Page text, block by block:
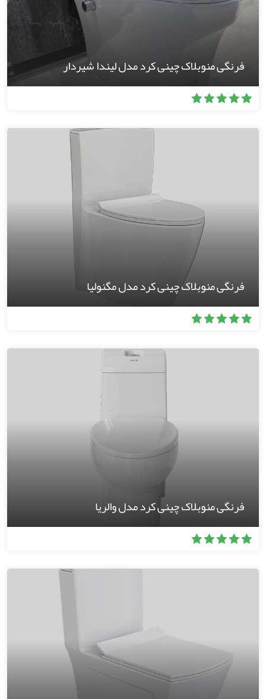
فرنگی منوبلاک چینی کرد مدل لیندا شیردار
فرنگی منوبلاک چینی کرد مدل مگنولیا
فرنگی منوبلاک چینی کرد مدل والریا